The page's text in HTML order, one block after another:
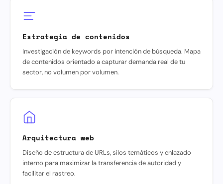
Estrategia de contenidos
Investigación de keywords por intención de búsqueda. Mapa
de contenidos orientado a capturar demanda real de tu
sector, no volumen por volumen.
Arquitectura web
Diseño de estructura de URLs, silos temáticos y enlazado
interno para maximizar la transferencia de autoridad y
facilitar el rastreo.